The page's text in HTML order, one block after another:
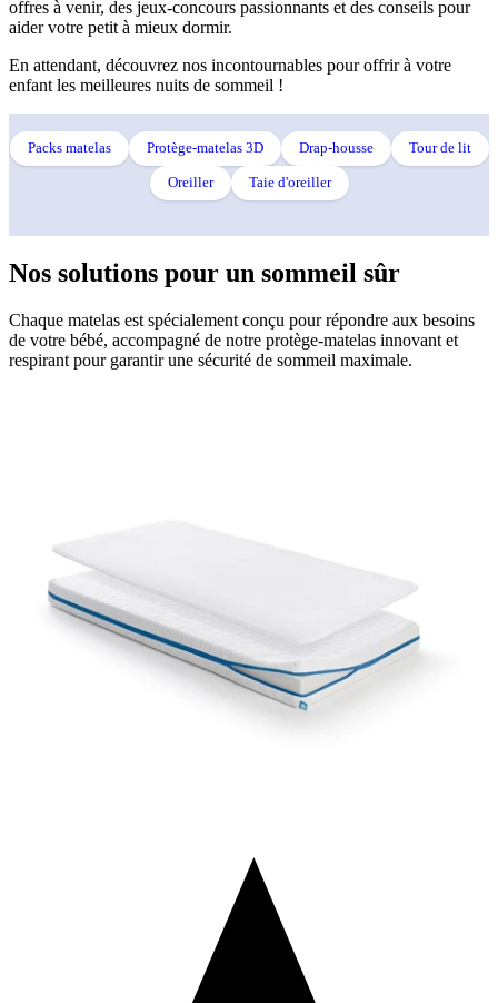
offres à venir, des jeux-concours passionnants et des conseils pour
aider votre petit à mieux dormir.
En attendant, découvrez nos incontournables pour offrir à votre
enfant les meilleures nuits de sommeil !
Packs matelas Protège-matelas 3D Drap-housse Tour de lit
Oreiller Taie d'oreiller
Nos solutions pour un sommeil sûr
Chaque matelas est spécialement conçu pour répondre aux besoins
de votre bébé, accompagné de notre protège-matelas innovant et
respirant pour garantir une sécurité de sommeil maximale.